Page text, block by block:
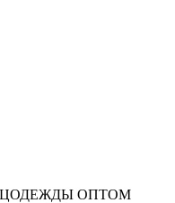
ОПТОМ